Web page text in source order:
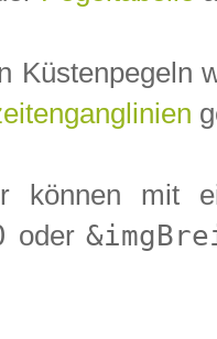
Küstenpegeln
können mit
oder